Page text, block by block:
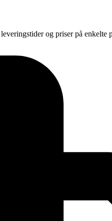
og priser på